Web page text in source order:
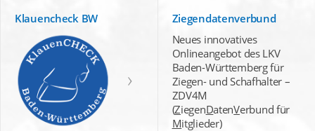
Klauencheck BW
Ziegendatenverbund
Neues innovatives
Onlineangebot des LKV
Baden-Württemberg für
Ziegen- und Schafhalter –
ZDV4M
(ZiegenDatenVerbund für
Mitglieder)